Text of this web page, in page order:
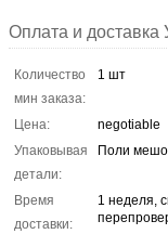
Оплата и доставка
Количество
мин заказа:
1 шт
Цена:
negotiable
Упаковывая
детали:
Поли
Время
доставки:
1 неделя,